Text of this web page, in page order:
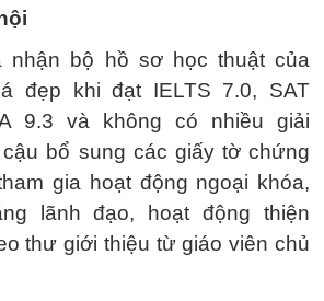
nhận bộ hồ sơ học thuật của
đẹp khi đạt IELTS 7.0, SAT
9.3 và không có nhiều giải
bổ sung các giấy tờ chứng
gia hoạt động ngoại khóa,
lãnh đạo, hoạt động thiện
thư giới thiệu từ giáo viên chủ